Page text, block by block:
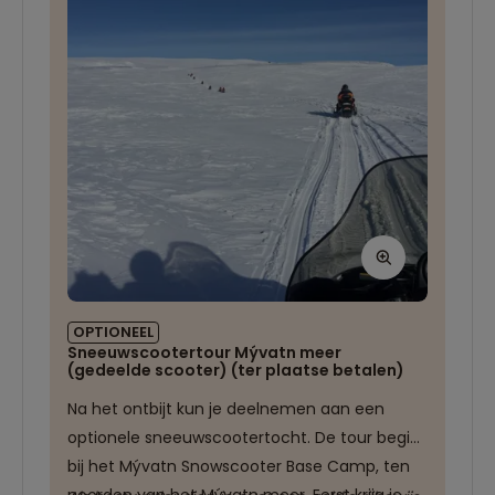
een toeslag van
€45,-. Als de weersomstandigheden ongunstig
zijn, is het mogelijk dat wij de tour moeten
annuleren of verplaatsen.
OPTIONEEL
Sneeuwscootertour Mývatn meer
(gedeelde scooter) (ter plaatse betalen)
Na het ontbijt kun je deelnemen aan een
optionele sneeuwscootertocht. De tour begint
bij het Mývatn Snowscooter Base Camp, ten